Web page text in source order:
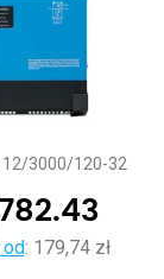
12/3000/120-32
od: 179,74 zł